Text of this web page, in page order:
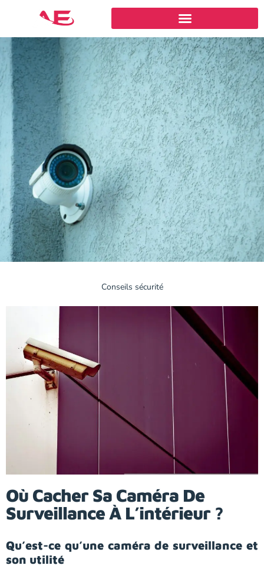
Conseils sécurité
Où Cacher Sa Caméra De
Surveillance À L’intérieur ?
Qu’est-ce qu’une caméra de surveillance et
son utilité